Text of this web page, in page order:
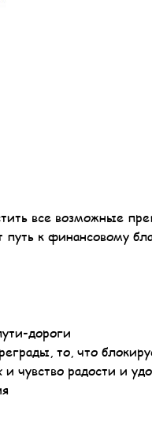
все возможные
путь к финансовому
дороги
то, что
радости и